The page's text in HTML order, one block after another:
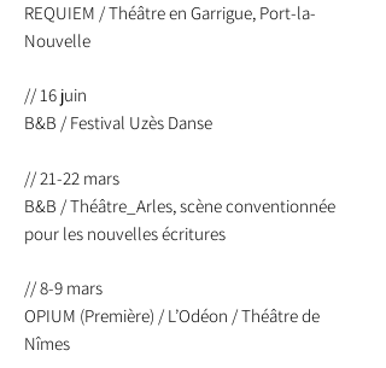
REQUIEM / Théâtre en Garrigue, Port-la-
Nouvelle
// 16 juin
B&B / Festival Uzès Danse
// 21-22 mars
B&B / Théâtre_Arles, scène conventionnée
pour les nouvelles écritures
// 8-9 mars
OPIUM (Première) / L’Odéon / Théâtre de
Nîmes